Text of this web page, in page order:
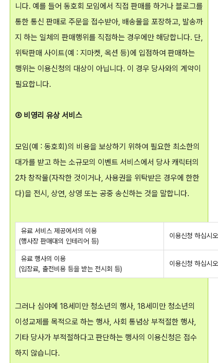
니다. 예를 들어 동호회 모임에서 직접 판매를 하거나 블로그를
통한 통신 판매로 주문을 접수받아, 배송물을 포장하고, 발송까
지 하는 일체의 판매행위를 직접하는 경우에만 해당합니다. 단,
위탁판매 사이트(예 : 지마켓, 옥션 등)에 입점하여 판매하는
행위는 이용신청의 대상이 아닙니다. 이 경우 당사와의 계약이
필요합니다.
② 비영리 유상 서비스
모임(예 : 동호회)의 비용을 보상하기 위하여 필요한 최소한의
대가를 받고 하는 소규모의 이벤트 서비스에서 당사 캐릭터의
2차 창작물(자작한 것이거나, 사용권을 위탁받은 경우에 한한
다)을 전시, 상연, 상영 또는 공중 송신하는 것을 말합니다.
유료 서비스 제공에서의 이용
(행사장 판매대의 인테리어 등)
이용신청 하십시
유료 행사의 이용
(입장료, 출전비용 등을 받는 전시회 등)
이용신청 하십시
그러나 심야에 18세미만 청소년의 행사, 18세미만 청소년의
이성교제를 목적으로 하는 행사, 사회 통념상 부적절한 행사,
기타 당사가 부적절하다고 판단하는 행사의 이용신청은 접수
하지 않습니다.